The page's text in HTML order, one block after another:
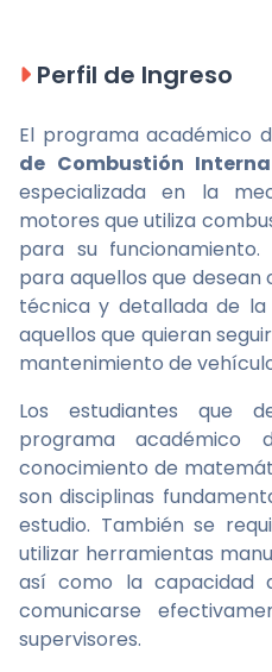
Perfil de Ingreso
El programa académico
de Combustión Interna
especializada en la
motores que utiliza
para su
para aquellos que
técnica y detallada de
aquellos que quieran
mantenimiento de
Los estudiantes que
programa académico
conocimiento de
son disciplinas
estudio. También se
utilizar herramientas
así como la capacidad
comunicarse
supervisores.